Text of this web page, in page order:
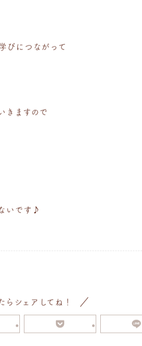
びにつながって
きますので
いです♪
らシェアしてね！